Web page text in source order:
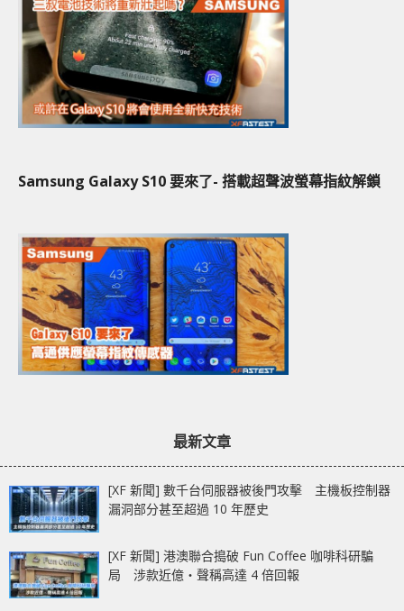
Samsung Galaxy S10 要來了- 搭載超聲波螢幕指紋解鎖
最新文章
[XF 新聞] 數千台伺服器被後門攻擊 主機板控制器
漏洞部分甚至超過 10 年歷史
[XF 新聞] 港澳聯合搗破 Fun Coffee 咖啡科研騙
局 涉款近億‧聲稱高達 4 倍回報